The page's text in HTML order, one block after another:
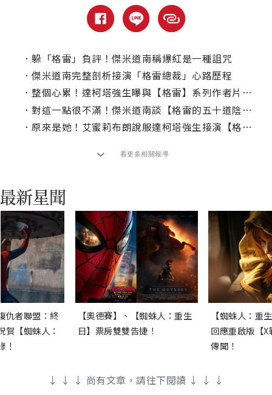
． 躲「格雷」負評！傑米道南稱爆紅是一種詛咒
． 傑米道南完整剖析接演「格雷總裁」心路歷程
． 整個心累！達柯塔強生曝與【格雷】系列作者片場衝突
． 對這一點很不滿！傑米道南談【格雷的五十道陰影】
． 原來是她！艾蜜莉布朗說服達柯塔強生接演【格雷的五十道陰影】
看更多相關報導
仇者聯盟：終
賀【蜘蛛人：
！
【奧德賽】、【蜘蛛人：重生
日】票房雙雙告捷！
【蜘蛛人：重
回應重啟版【
傳聞！
↓ ↓ ↓ 尚有文章，請往下閱讀 ↓ ↓ ↓